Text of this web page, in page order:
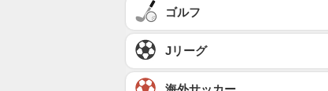
ゴルフ
Jリーグ